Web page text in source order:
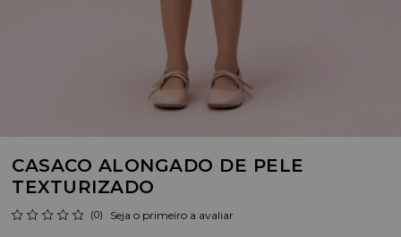
CASACO ALONGADO DE PELE
TEXTURIZADO
(0) Seja o primeiro a avaliar